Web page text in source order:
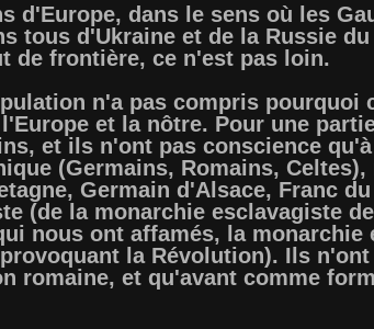
d'Europe, dans le sens où les
tous d'Ukraine et de la Russie
de frontière, ce n'est pas loin.
n'a pas compris
et la nôtre. Pour une
et ils n'ont pas conscience
(Germains, Romains,
Germain d'Alsace, Franc
(de la monarchie esclavagiste
nous ont affamés, la
la Révolution). Ils n'ont
romaine, et qu'avant comme